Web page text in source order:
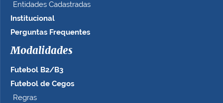
Entidades Cadastradas
Institucional
Perguntas Frequentes
Modalidades
Futebol B2/B3
Futebol de Cegos
Regras